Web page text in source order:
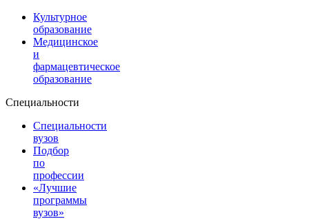
Культурное
образование
Медицинское
и
фармацевтическое
образование
Специальности
Специальности
вузов
Подбор
по
профессии
«Лучшие
программы
вузов»